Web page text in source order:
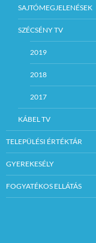
SAJTÓMEGJELENÉSEK
SZÉCSÉNY TV
2019
2018
2017
KÁBEL TV
TELEPÜLÉSI ÉRTÉKTÁR
GYEREKESÉLY
FOGYATÉKOS ELLÁTÁS